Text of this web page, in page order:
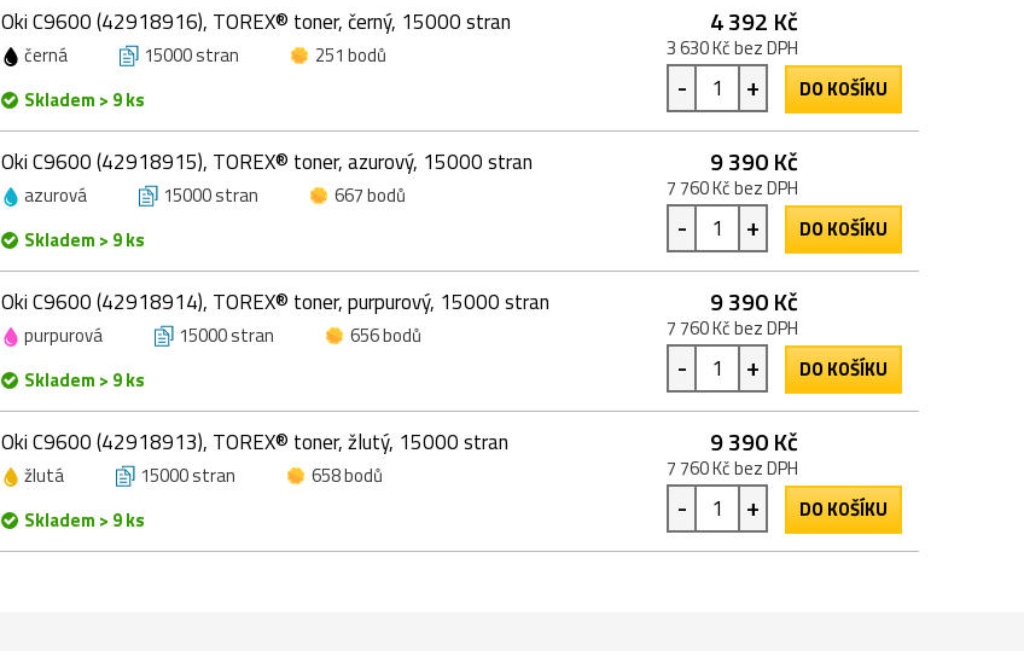
Oki C9600 (42918916), TOREX® toner, černý, 15000 stran
černá 15000 stran
251 bodů
Skladem > 9 ks
4 392 Kč
3 630 Kč bez DPH
- + DO KOŠÍKU
Oki C9600 (42918915), TOREX® toner, azurový, 15000 stran
azurová 15000 stran
667 bodů
Skladem > 9 ks
9 390 Kč
7 760 Kč bez DPH
- + DO KOŠÍKU
Oki C9600 (42918914), TOREX® toner, purpurový, 15000 stran
purpurová 15000 stran
656 bodů
Skladem > 9 ks
9 390 Kč
7 760 Kč bez DPH
- + DO KOŠÍKU
Oki C9600 (42918913), TOREX® toner, žlutý, 15000 stran
žlutá 15000 stran
658 bodů
Skladem > 9 ks
9 390 Kč
7 760 Kč bez DPH
- + DO KOŠÍKU